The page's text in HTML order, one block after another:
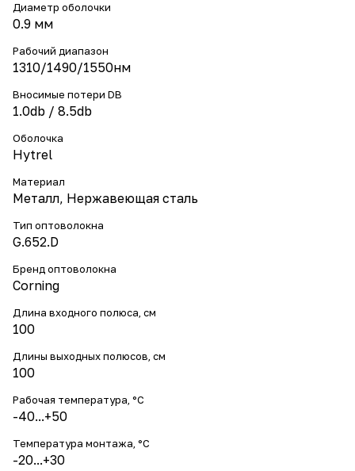
Диаметр оболочки
0.9 мм
Рабочий диапазон
1310/1490/1550нм
Вносимые потери DB
1.0db / 8.5db
Оболочка
Hytrel
Материал
Металл, Нержавеющая сталь
Тип оптоволокна
G.652.D
Бренд оптоволокна
Corning
Длина входного полюса, см
100
Длины выходных полюсов, см
100
Рабочая температура, °С
-40...+50
Температура монтажа, °С
-20...+30